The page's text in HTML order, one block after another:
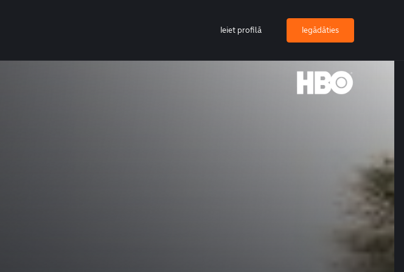
Ieiet profilā Iegādāties